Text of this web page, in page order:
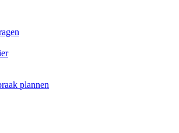
plannen